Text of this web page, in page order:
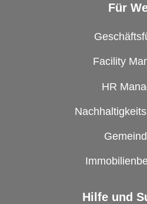
Für
Facility
HR
Hilfe und